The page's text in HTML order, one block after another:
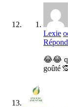
Lexie
😂😂
goûté